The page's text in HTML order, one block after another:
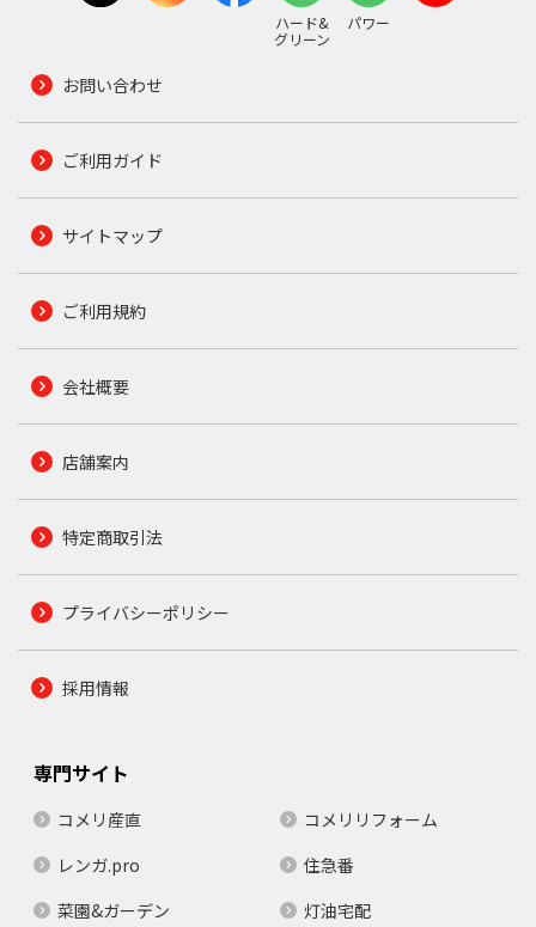
ハード&
グリーン
パワー
お問い合わせ
ご利用ガイド
サイトマップ
ご利用規約
会社概要
店舗案内
特定商取引法
プライバシーポリシー
採用情報
専門サイト
コメリ産直
コメリリフォーム
レンガ.pro
住急番
菜園&ガーデン
灯油宅配